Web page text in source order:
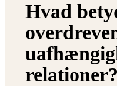
Hvad
relationer?